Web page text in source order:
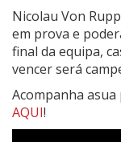
Nicolau Von
em prova e
final da equipa,
vencer será
Acompanha
AQUI!